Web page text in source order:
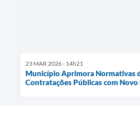
23 MAR 2026 - 14h21
Município Aprimora Normativas
Contratações Públicas com